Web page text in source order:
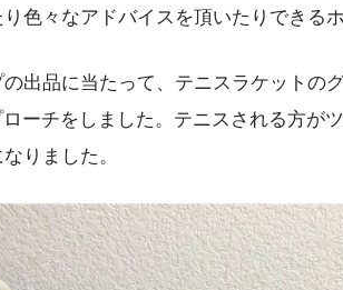
色々なアドバイスを頂いたりできる
出品に当たって、テニスラケットの
ーチをしました。テニスされる方が
りました。